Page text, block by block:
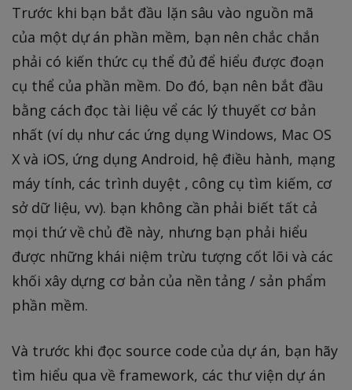
Trước khi bạn bắt đầu lặn sâu vào nguồn mã
của một dự án phần mềm, bạn nên chắc chắn
phải có kiến thức cụ thể đủ để hiểu được đoạn
cụ thể của phần mềm. Do đó, bạn nên bắt đầu
bằng cách đọc tài liệu vể các lý thuyết cơ bản
nhất (ví dụ như các ứng dụng Windows, Mac OS
X và iOS, ứng dụng Android, hệ điều hành, mạng
máy tính, các trình duyệt , công cụ tìm kiếm, cơ
sở dữ liệu, vv). bạn không cần phải biết tất cả
mọi thứ về chủ đề này, nhưng bạn phải hiểu
được những khái niệm trừu tượng cốt lõi và các
khối xây dựng cơ bản của nền tảng / sản phẩm
phần mềm.
Và trước khi đọc source code của dự án, bạn hãy
tìm hiểu qua về framework, các thư viện dự án